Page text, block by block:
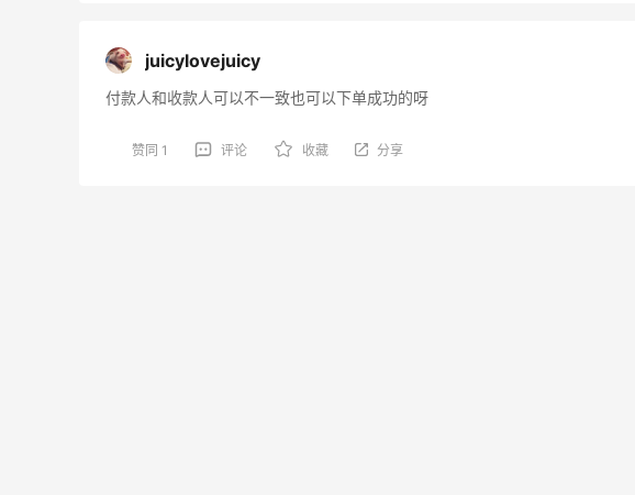
juicylovejuicy
付款人和收款人可以不一致也可以下单成功的呀
赞同 1 评论 收藏 分享